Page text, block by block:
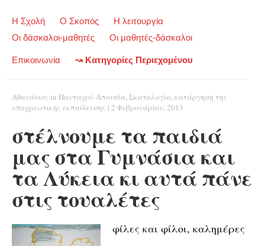
Η Σχολή Ο Σκοπός
Η λειτουργία
Οι δάσκαλοι-μαθητές
Οι μαθητές-δάσκαλοι
Επικοινωνία ↝ Κατηγορίες Περιεχομένου
Αθανάσιος in Πανταχού Απουσία,Σκατολογία,κατάργηση της
υποχρεωτικής εκπαίδευσης | 2 Φεβρουαρίου, 2013
στέλνουμε τα παιδιά
μας στα Γυμνάσια και
τα Λύκεια κι αυτά πάνε
στις τουαλέτες
φίλες και φίλοι, καλημέρες